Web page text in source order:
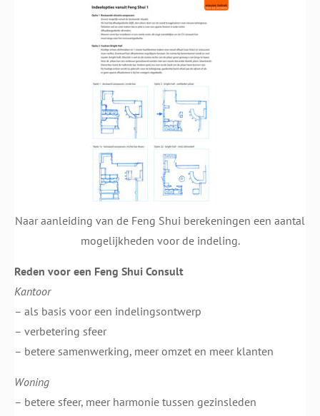
Naar aanleiding van de Feng Shui berekeningen een aantal
mogelijkheden voor de indeling.
Reden voor een Feng Shui Consult
Kantoor
– als basis voor een indelingsontwerp
– verbetering sfeer
– betere samenwerking, meer omzet en meer klanten
Woning
– betere sfeer, meer harmonie tussen gezinsleden